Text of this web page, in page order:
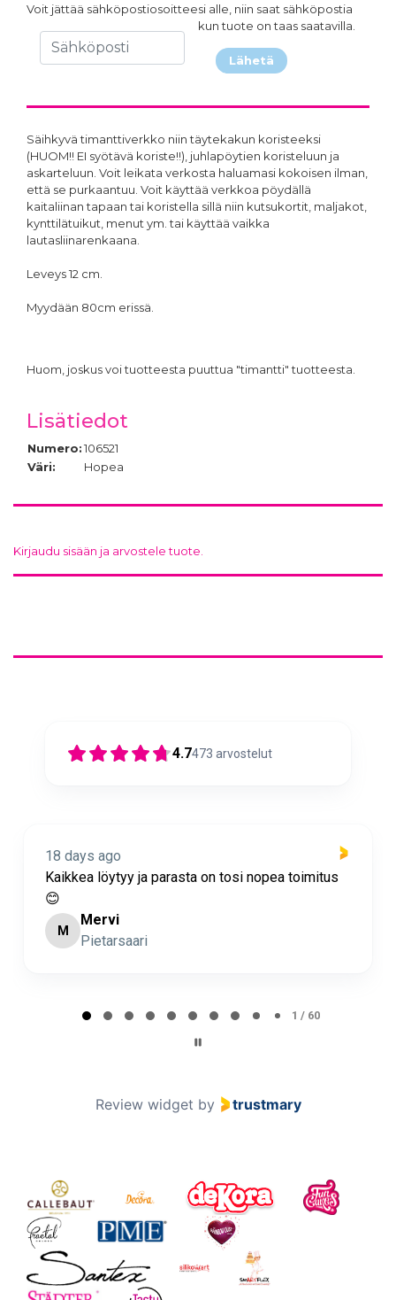
Voit jättää sähköpostiosoitteesi alle, niin saat sähköpostia
kun tuote on taas saatavilla.
Lähetä
Säihkyvä timanttiverkko niin täytekakun koristeeksi
(HUOM!! EI syötävä koriste!!), juhlapöytien koristeluun ja
askarteluun. Voit leikata verkosta haluamasi kokoisen ilman,
että se purkaantuu. Voit käyttää verkkoa pöydällä
kaitaliinan tapaan tai koristella sillä niin kutsukortit, maljakot,
kynttilätuikut, menut ym. tai käyttää vaikka
lautasliinarenkaana.
Leveys 12 cm.
Myydään 80cm erissä.
Huom, joskus voi tuotteesta puuttua "timantti" tuotteesta.
Lisätiedot
Numero:106521
Väri:
Hopea
Kirjaudu sisään ja arvostele tuote.
4.7473 arvostelut
18 days ago
Kaikkea löytyy ja parasta on tosi nopea toimitus
😊
Pietarsaari
by trustmary